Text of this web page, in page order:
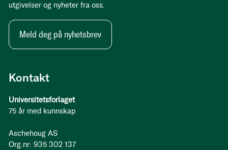
Kontakt
Universitetsforlaget
75 år med kunnskap
Aschehoug AS
Org.nr: 935 302 137
utgivelser og nyheter fra oss.
Meld deg på nyhetsbrev